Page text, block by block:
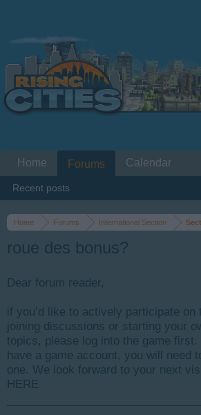
Home Forums International Section
roue des bonus?
Dear forum reader,
if you’d like to actively participate on
joining discussions or starting your
topics, please log into the game first.
have a game account, you will need
one. We look forward to your next
HERE
Home Forums
Recent posts
Calendar